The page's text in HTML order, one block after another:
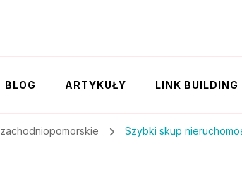
BLOG ARTYKUŁY LINK BUILDING
zachodniopomorskie Szybki skup